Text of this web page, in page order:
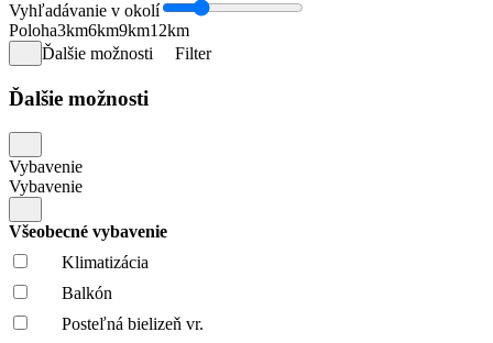
Vyhľadávanie v okolí
Poloha3km6km9km12km
Ďalšie možnosti
Filter
Ďalšie možnosti
Vybavenie
Vybavenie
Všeobecné vybavenie
Klimatizácia
Balkón
Posteľná bielizeň vr.